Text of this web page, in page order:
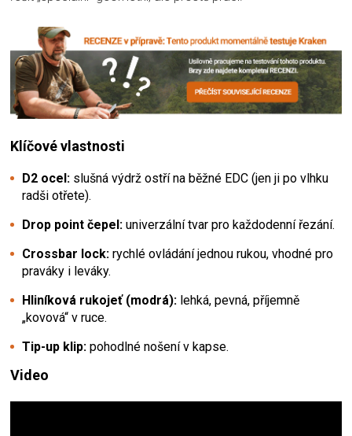
Klíčové vlastnosti
D2 ocel: slušná výdrž ostří na běžné EDC (jen ji po vlhku
radši otřete).
Drop point čepel: univerzální tvar pro každodenní řezání.
Crossbar lock: rychlé ovládání jednou rukou, vhodné pro
praváky i leváky.
Hliníková rukojeť (modrá): lehká, pevná, příjemně
„kovová“ v ruce.
Tip-up klip: pohodlné nošení v kapse.
Video